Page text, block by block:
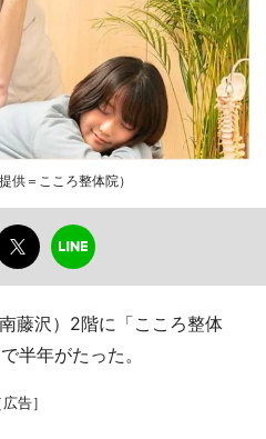
供＝こころ整体院）
藤沢）2階に「こころ整体
半年がたった。
広告］